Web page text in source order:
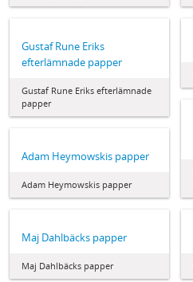
Gustaf Rune Eriks
efterlämnade papper
Gustaf Rune Eriks efterlämnade
papper
Adam Heymowskis papper
Adam Heymowskis papper
Maj Dahlbäcks papper
Maj Dahlbäcks papper